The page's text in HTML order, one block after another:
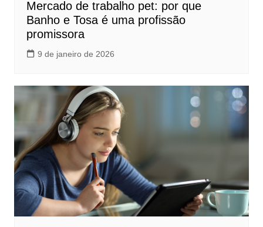
Mercado de trabalho pet: por que
Banho e Tosa é uma profissão
promissora
9 de janeiro de 2026